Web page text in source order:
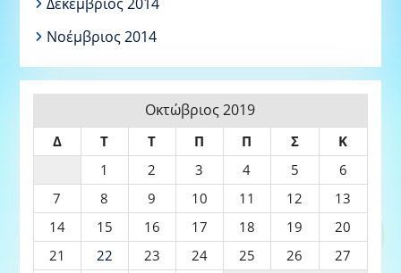
Νοέμβριος 2014
Οκτώβριος 2019
Δ Τ Τ Π Π Σ
Κ
1
2 3 4 5
6
7
8 9 10 11 12
13
14
15 16 17 18 19
20
21
22 23 24 25 26
27